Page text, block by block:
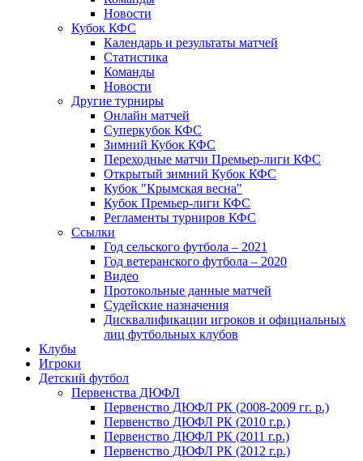
Новости
Кубок КФС
Календарь и результаты матчей
Статистика
Команды
Новости
Другие турниры
Онлайн матчей
Суперкубок КФС
Зимний Кубок КФС
Переходные матчи Премьер-лиги КФС
Открытый зимний Кубок КФС
Кубок "Крымская весна"
Кубок Премьер-лиги КФС
Регламенты турниров КФС
Ссылки
Год сельского футбола – 2021
Год ветеранского футбола – 2020
Видео
Протокольные данные матчей
Судейские назначения
Дисквалификации игроков и официальных
лиц футбольных клубов
Клубы
Игроки
Детский футбол
Первенства ДЮФЛ
Первенство ДЮФЛ РК (2008-2009 гг. р.)
Первенство ДЮФЛ РК (2010 г.р.)
Первенство ДЮФЛ РК (2011 г.р.)
Первенство ДЮФЛ РК (2012 г.р.)